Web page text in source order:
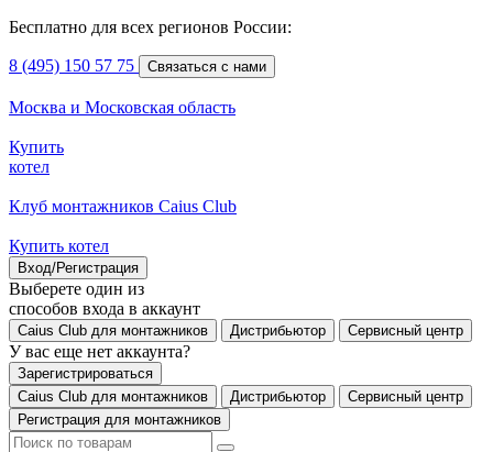
Бесплатно для всех регионов России:
8 (495) 150 57 75 Связаться с нами
Москва и Московская область
Купить
котел
Клуб монтажников Caius Club
Купить котел
Вход/Регистрация
Выберете один из
способов входа в аккаунт
Caius Club для монтажников Дистрибьютор Сервисный центр
У вас еще нет аккаунта?
Зарегистрироваться
Caius Club для монтажников
Дистрибьютор
Сервисный центр
Регистрация для монтажников